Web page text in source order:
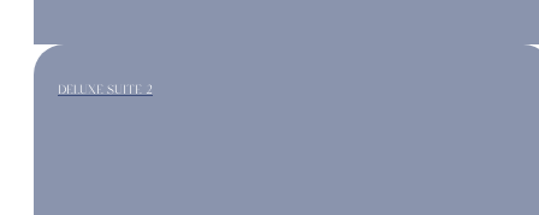
DELUXE SUITE 2